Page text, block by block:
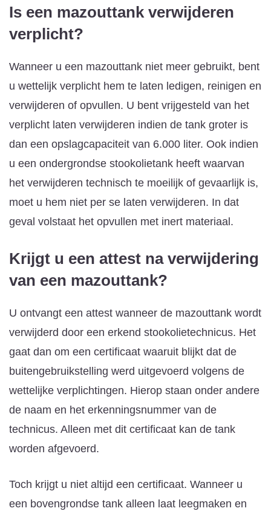
Is een mazouttank verwijderen
verplicht?
Wanneer u een mazouttank niet meer gebruikt, bent
u wettelijk verplicht hem te laten ledigen, reinigen en
verwijderen of opvullen. U bent vrijgesteld van het
verplicht laten verwijderen indien de tank groter is
dan een opslagcapaciteit van 6.000 liter. Ook indien
u een ondergrondse stookolietank heeft waarvan
het verwijderen technisch te moeilijk of gevaarlijk is,
moet u hem niet per se laten verwijderen. In dat
geval volstaat het opvullen met inert materiaal.
Krijgt u een attest na verwijdering
van een mazouttank?
U ontvangt een attest wanneer de mazouttank wordt
verwijderd door een erkend stookolietechnicus. Het
gaat dan om een certificaat waaruit blijkt dat de
buitengebruikstelling werd uitgevoerd volgens de
wettelijke verplichtingen. Hierop staan onder andere
de naam en het erkenningsnummer van de
technicus. Alleen met dit certificaat kan de tank
worden afgevoerd.
Toch krijgt u niet altijd een certificaat. Wanneer u
een bovengrondse tank alleen laat leegmaken en